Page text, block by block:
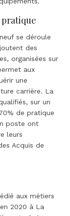
se déroule
des
organisées sur
aux
une
carrière. La
sur un
de pratique
poste ont
leurs
Acquis de
aux métiers
2020 à La